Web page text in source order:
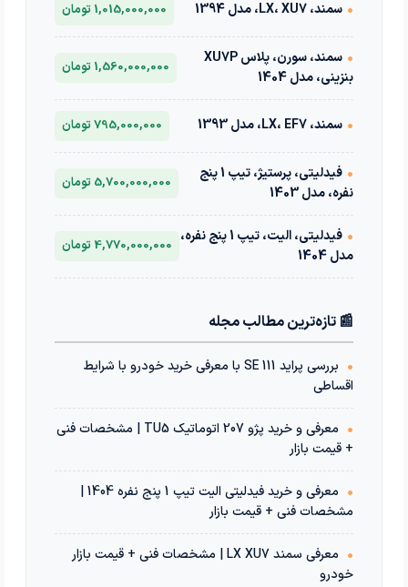
• سمند، LX، XU7، مدل 1394 1,015,000,000 تومان
•
سمند، سورن، پلاس XU7P
بنزینی، مدل 1404
1,560,000,000 تومان
• سمند، LX، EF7، مدل 1393 795,000,000 تومان
•
فیدلیتی، پرستیژ، تیپ 1 پنج
نفره، مدل 1403
5,700,000,000 تومان
•
فیدلیتی، الیت، تیپ 1 پنج نفره،
مدل 1404
4,770,000,000 تومان
📰 تازه‌ترین مطالب مجله
•
بررسی پراید 111 SE با معرفی خرید خودرو با شرایط
اقساطی
•
معرفی و خرید پژو 207 اتوماتیک TU5 | مشخصات فنی
+ قیمت بازار
•
معرفی و خرید فیدلیتی الیت تیپ 1 پنج نفره 1404 |
مشخصات فنی + قیمت بازار
•
معرفی سمند LX XU7 | مشخصات فنی + قیمت بازار
خودرو